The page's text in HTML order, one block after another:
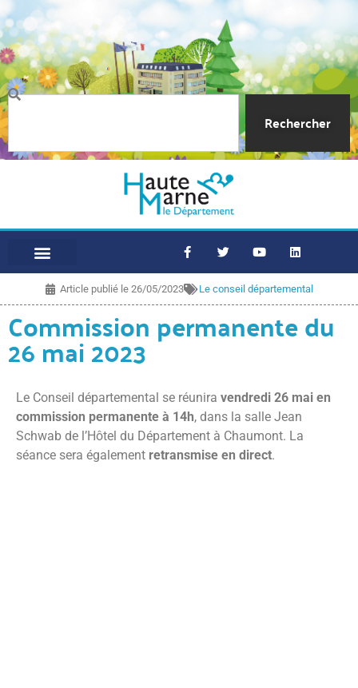
Rechercher
Article publié le 26/05/2023 Le conseil départemental
Commission permanente du
26 mai 2023
Le Conseil départemental se réunira vendredi 26 mai en
commission permanente à 14h, dans la salle Jean
Schwab de l’Hôtel du Département à Chaumont. La
séance sera également retransmise en direct.